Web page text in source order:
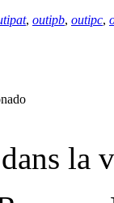
, outipb, outipc,
la